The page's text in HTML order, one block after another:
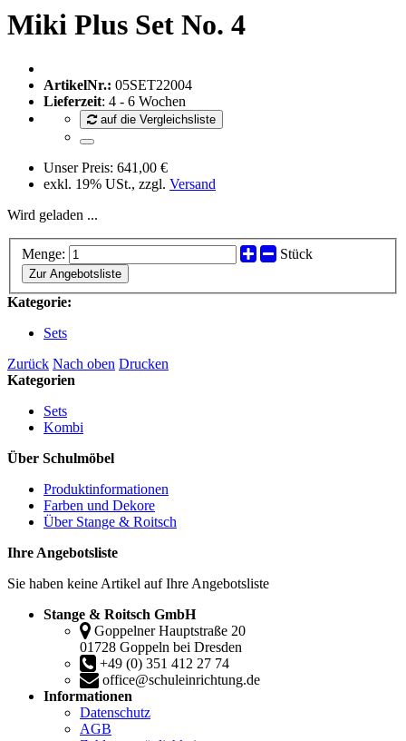
Miki Plus Set No. 4
ArtikelNr.: 05SET22004
Lieferzeit: 4 - 6 Wochen
auf die Vergleichsliste
Unser Preis: 641,00 €
exkl. 19% USt., zzgl. Versand
Wird geladen ...
Menge: Stück
Zur Angebotsliste
Kategorie:
Sets
Zurück Nach oben Drucken
Kategorien
Sets
Kombi
Über Schulmöbel
Produktinformationen
Farben und Dekore
Über Stange & Roitsch
Ihre Angebotsliste
Sie haben keine Artikel auf Ihre Angebotsliste
Stange & Roitsch GmbH
Goppelner Hauptstraße 20
01728 Goppeln bei Dresden
+49 (0) 351 412 27 74
office@schuleinrichtung.de
Informationen
Datenschutz
AGB